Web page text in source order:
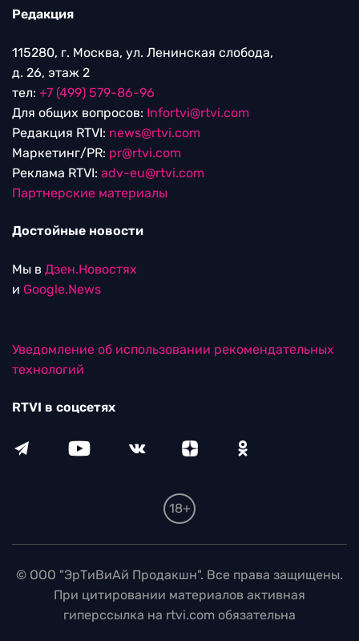
Редакция
115280, г. Москва, ул. Ленинская слобода,
д. 26, этаж 2
тел: +7 (499) 579-86-96
Для общих вопросов: Infortvi@rtvi.com
Редакция RTVI: news@rtvi.com
Маркетинг/PR: pr@rtvi.com
Реклама RTVI: adv-eu@rtvi.com
Партнерские материалы
Достойные новости
Мы в Дзен.Новостях
и Google.News
Уведомление об использовании рекомендательных
технологий
RTVI в соцсетях
18+
© ООО "ЭрТиВиАй Продакшн". Все права защищены.
При цитировании материалов активная
гиперссылка на rtvi.com обязательна